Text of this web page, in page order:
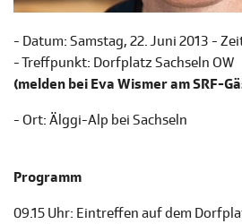
- Datum: Samstag, 22. Juni 2013 -
- Treffpunkt: Dorfplatz Sachseln OW
(melden bei Eva Wismer am SRF-
- Ort: Älggi-Alp bei Sachseln
Programm
09.15 Uhr: Eintreffen auf dem